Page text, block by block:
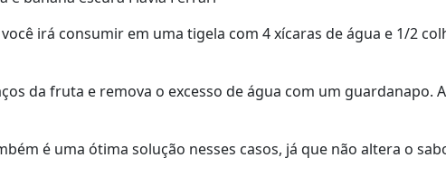
irá consumir em uma tigela com 4 xícaras de água e 1/2
da fruta e remova o excesso de água com um
é uma ótima solução nesses casos, já que não altera o